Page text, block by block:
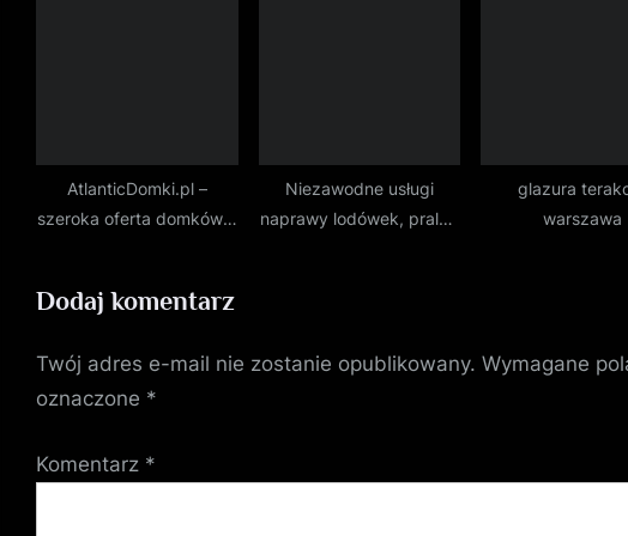
AtlanticDomki.pl –
szeroka oferta domków z
Niezawodne usługi
naprawy lodówek, pralek
glazura
warszawa
Dodaj komentarz
Twój adres e-mail nie zostanie opublikowany. Wymagane
oznaczone *
Komentarz *